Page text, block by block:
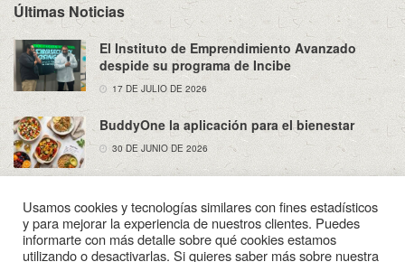
Últimas Noticias
El Instituto de Emprendimiento Avanzado
despide su programa de Incibe
17 DE JULIO DE 2026
BuddyOne la aplicación para el bienestar
30 DE JUNIO DE 2026
Sobre Nosotros Política de Privacidad Aviso Legal
Usamos cookies y tecnologías similares con fines estadísticos
y para mejorar la experiencia de nuestros clientes. Puedes
informarte con más detalle sobre qué cookies estamos
utilizando o desactivarlas. Si quieres saber más sobre nuestra